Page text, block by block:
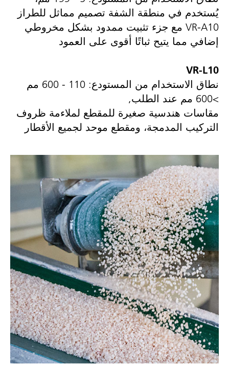
يُستخدم في منطقة الشفة تصميم مماثل للطراز
VR-A10 مع جزء تثبيت ممدود بشكل مخروطي
إضافي مما يتيح ثباتًا أقوى على العمود
VR-L10
نطاق الاستخدام من المستودع: 110 - 600 مم
>600 مم عند الطلب,
مقاسات هندسية صغيرة للمقطع لملاءمة ظروف
التركيب المدمجة، ومقطع موحد لجميع الأقطار